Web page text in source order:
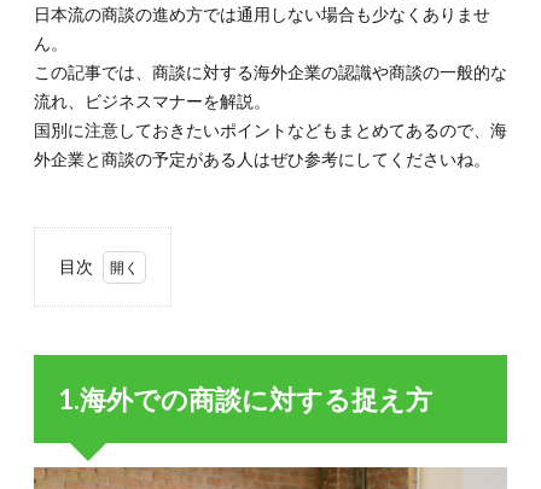
日本流の商談の進め方では通用しない場合も少なくありませ
ん。
この記事では、商談に対する海外企業の認識や商談の一般的な
流れ、ビジネスマナーを解説。
国別に注意しておきたいポイントなどもまとめてあるので、海
外企業と商談の予定がある人はぜひ参考にしてくださいね。
目次
1.
外で
談に
対す
る捉
え方
1.海外での商談に対する捉え方